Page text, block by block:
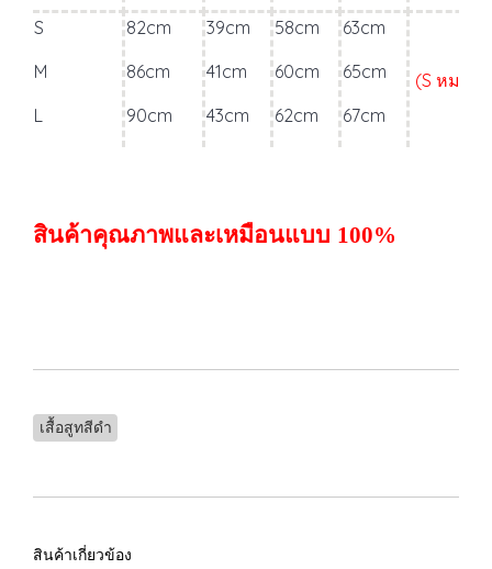
S
M
L
82cm
86cm
90cm
39cm
41cm
43cm
58cm
60cm
62cm
63cm
65cm
67cm
(S หมดค่
สินค้าคุณภาพและเหมือนแบบ 100%
เสื้อสูทสีดำ
สินค้าเกี่ยวข้อง